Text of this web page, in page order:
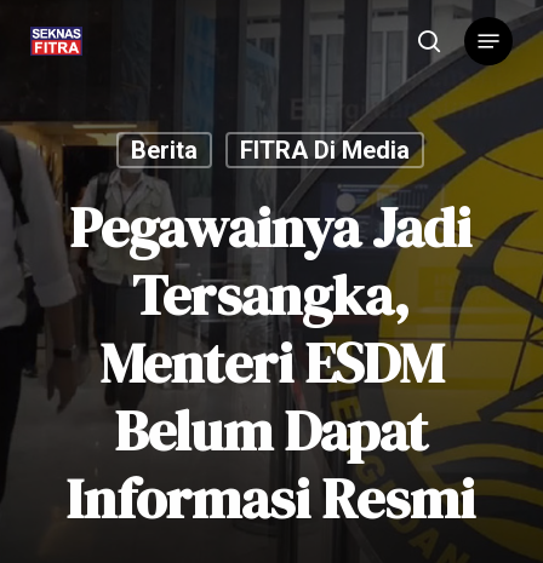
content
search
Menu
Berita FITRA Di Media
Pegawainya Jadi
Tersangka,
Menteri ESDM
Belum Dapat
Informasi Resmi